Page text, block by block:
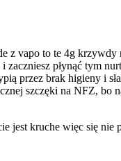
z vapo to te 4g
zaczniesz płynąć tym
przez brak higieny i
szczęki na NFZ, bo
jest kruche więc się nie